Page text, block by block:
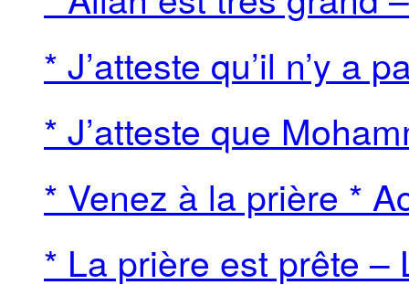
* J’atteste qu’il n’y a
* J’atteste que
* Venez à la prière *
* La prière est prête –